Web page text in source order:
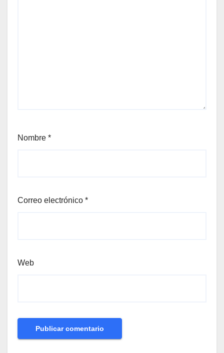
Nombre *
Correo electrónico *
Web